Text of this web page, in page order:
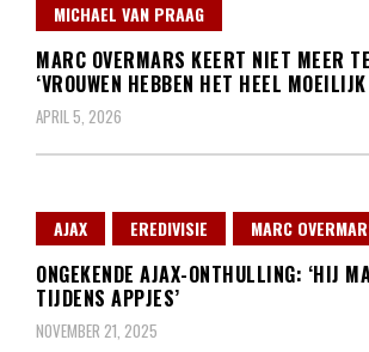
MICHAEL VAN PRAAG
MARC OVERMARS KEERT NIET MEER
‘VROUWEN HEBBEN HET HEEL MOEILIJK
APRIL 5, 2026
AJAX EREDIVISIE MARC
ONGEKENDE AJAX-ONTHULLING: ‘HIJ
TIJDENS APPJES’
NOVEMBER 21, 2025